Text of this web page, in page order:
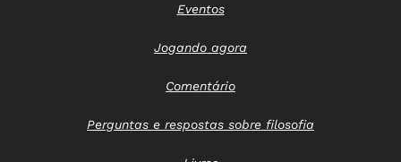
Eventos
Jogando agora
Comentário
Perguntas e respostas sobre filosofia